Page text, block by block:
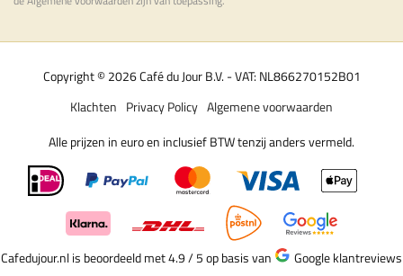
Copyright © 2026 Café du Jour B.V. - VAT: NL866270152B01
Algemene voorwaarden
Privacy Policy
Klachten
Alle prijzen in euro en inclusief BTW tenzij anders vermeld.
Cafedujour.nl is beoordeeld met 4.9 / 5op basis van Google klantreviews